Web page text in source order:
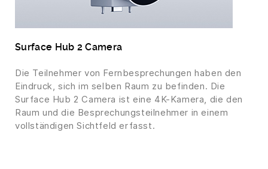
Surface Hub 2 Camera
Die Teilnehmer von Fernbesprechungen haben den
Eindruck, sich im selben Raum zu befinden. Die
Surface Hub 2 Camera ist eine 4K-Kamera, die den
Raum und die Besprechungsteilnehmer in einem
vollständigen Sichtfeld erfasst.